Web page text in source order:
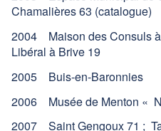
Chamalières 63 (catalogue)
2004 Maison des Consuls
Libéral à Brive 19
2005 Buis-en-Baronnies
2006 Musée de Menton «
2007 Saint Gengoux 71 ;